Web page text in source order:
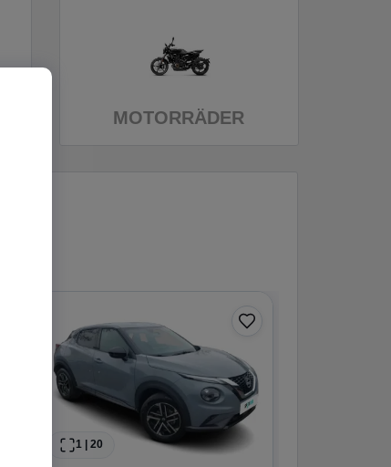
MOTORRÄDER
1 20